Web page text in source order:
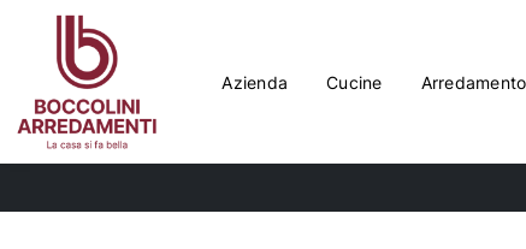
Azienda Cucine